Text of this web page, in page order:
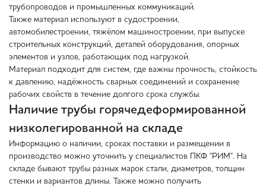
трубопроводов и промышленных коммуникаций.
Также материал используют в судостроении,
автомобилестроении, тяжёлом машиностроении, при выпуске
строительных конструкций, деталей оборудования, опорных
элементов и узлов, работающих под нагрузкой.
Материал подходит для систем, где важны прочность, стойкость
к давлению, надёжность сварных соединений и сохранение
рабочих свойств в течение долгого срока службы.
Наличие трубы горячедеформированной
низколегированной на складе
Информацию о наличии, сроках поставки и размещении в
производство можно уточнить у специалистов ПКФ "РИМ". На
складе бывают трубы разных марок стали, диаметров, толщин
стенки и вариантов длины. Также можно получить